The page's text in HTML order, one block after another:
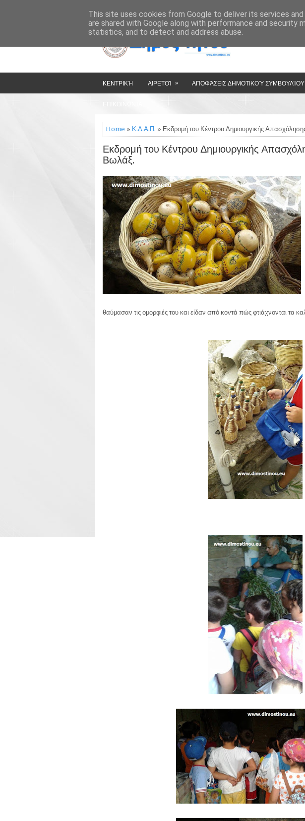
HOME ΔΉΜΟΣ ΤΉΝΟΥ » » »
ΚΕΝΤΡΙΚΉ ΑΙΡΕΤΟΊ » ΑΠΟΦΆΣΕΙΣ ΔΗΜΟΤΙΚΟΎ ΣΥΜΒΟΥΛΊΟΥ
Home » Κ.Δ.Α.Π. » Εκδρομή του Κέντρου Δημιουργικής
Εκδρομή του Κέντρου Δημιουργικής
Βωλάξ.
θαύμασαν τις ομορφιές του και είδαν από κοντά πώς φτιάχνονται τα
This site uses cookies from Google to deliver its services
are shared with Google along with performance and security
statistics, and to detect and address abuse.